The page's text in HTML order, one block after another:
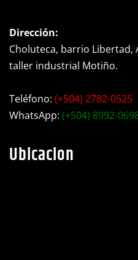
Dirección:
Choluteca, barrio Libertad,
taller industrial Motiño.
Teléfono: (+504) 2782-0525
WhatsApp: (+504) 8992-0698
Ubicacion